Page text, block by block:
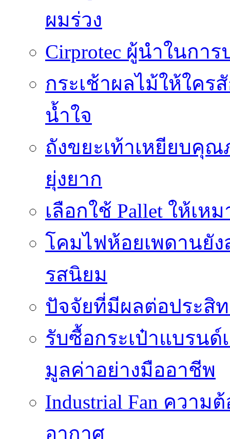
ผมร่วง
Cirprotec ผู้นำในกา
กระเช้าผลไม้ให้ใคร
น้ำใจ
ถังขยะเท้าเหยียบคุ
ยุ่งยาก
เลือกใช้ Pallet ให้เ
โคมไฟห้อยเพดานยั
รสนิยม
ปัจจัยที่มีผลต่อประสิ
รับซื้อกระเป๋าแบรนด์
มูลค่าอย่างมืออาชีพ
Industrial Fan ควา
อากาศ